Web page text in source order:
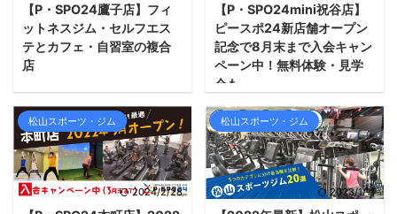
【P・SPO24鷹子店】フィ
ットネスジム・セルフエス
テとカフェ・自習室の複合
店
【P・SPO24mini祝谷店】
ピースポ24新店舗オープン
記念で8月末まで入会キャン
ペーン中！無料体験・見学
会も
松山スポーツ・ジム
2024/2/28
松山スポーツ・ジム
2023/1/11